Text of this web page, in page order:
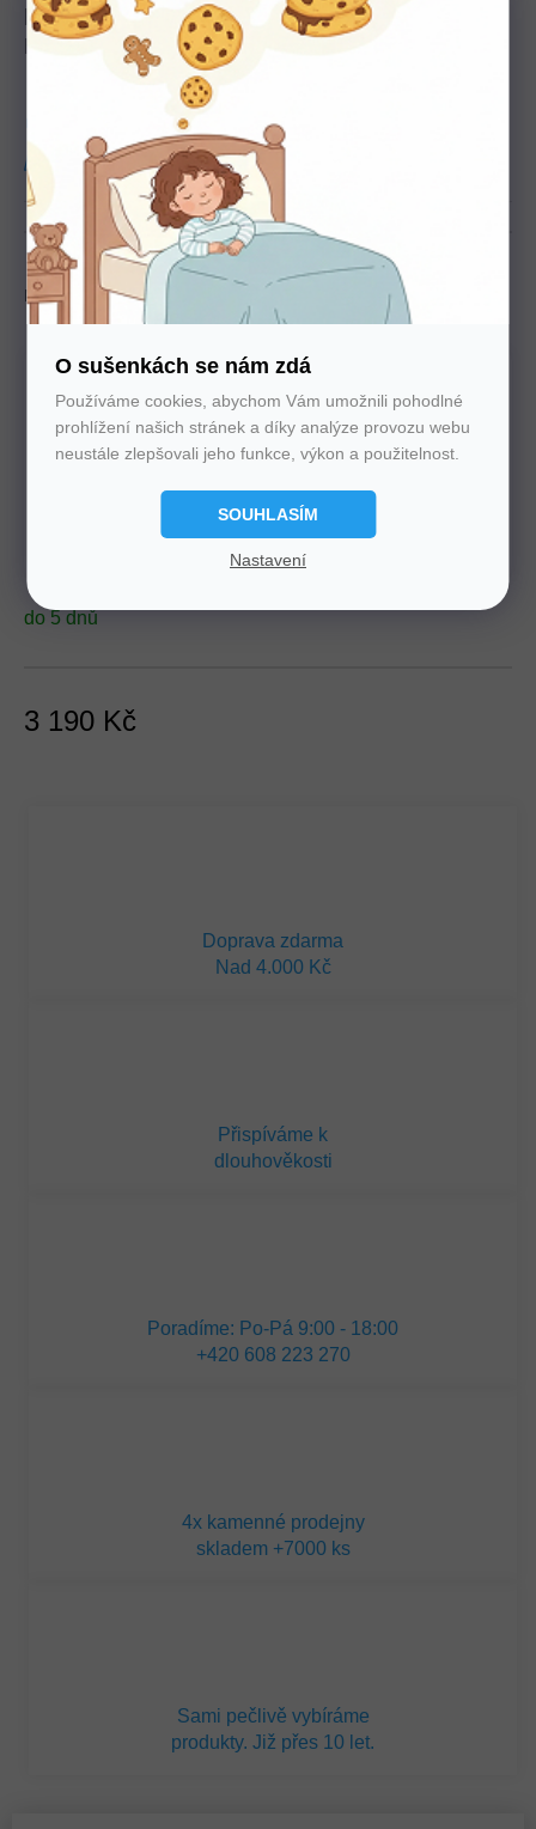
O sušenkách se nám zdá
Používáme cookies, abychom Vám umožnili pohodlné
prohlížení našich stránek a díky analýze provozu webu
neustále zlepšovali jeho funkce, výkon a použitelnost.
SOUHLASÍM
Nastavení
3 190 Kč
do 5 dnů
Můžeme doručit do: Možnosti doručení
PŘIDAT DO KOŠÍKU
pro osoby trpící nadměrným pocením a návaly
horka.
Nosnost: 140 kg
Doprava zdarma
Nad 4.000 Kč
Přispíváme k
dlouhověkosti
Poradíme: Po-Pá 9:00 - 18:00
+420 608 223 270
4x kamenné prodejny
skladem +7000 ks
Sami pečlivě vybíráme
produkty. Již přes 10 let.